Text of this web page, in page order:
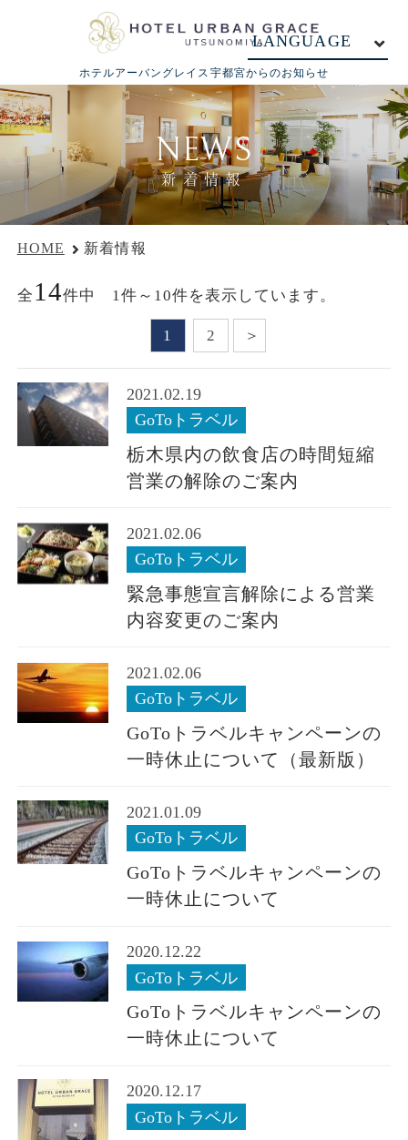
LANGUAGE
ホテルアーバングレイス宇都宮からのお知らせ
NEWS
新着情報
HOME 新着情報
全 14件中 1件～10件を表示しています。
1 2
2021.02.19
GoToトラベル
栃木県内の飲食店の時間短縮
営業の解除のご案内
2021.02.06
GoToトラベル
緊急事態宣言解除による営業
内容変更のご案内
2021.02.06
GoToトラベル
GoToトラベルキャンペーンの
一時休止について（最新版）
2021.01.09
GoToトラベル
GoToトラベルキャンペーンの
一時休止について
2020.12.22
GoToトラベル
GoToトラベルキャンペーンの
一時休止について
2020.12.17
GoToトラベル